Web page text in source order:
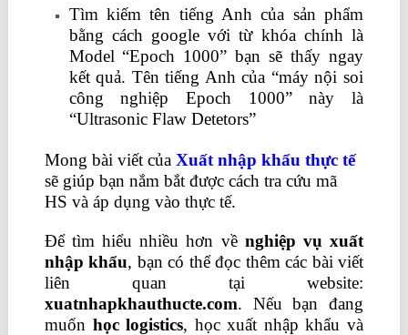
Tìm kiếm tên tiếng Anh của sản phẩm
bằng cách google với từ khóa chính là
Model “Epoch 1000” bạn sẽ thấy ngay
kết quả. Tên tiếng Anh của “máy nội soi
công nghiệp Epoch 1000” này là
“Ultrasonic Flaw Detetors”
Mong bài viết của Xuất nhập khẩu thực tế
sẽ giúp bạn nắm bắt được cách tra cứu mã
HS và áp dụng vào thực tế.
Để tìm hiểu nhiều hơn về nghiệp vụ xuất
nhập khẩu, bạn có thể đọc thêm các bài viết
liên quan tại website:
xuatnhapkhauthucte.com. Nếu bạn đang
muốn học logistics, học xuất nhập khẩu và